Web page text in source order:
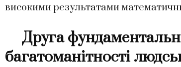
високими результатами
Друга
багатоманітності